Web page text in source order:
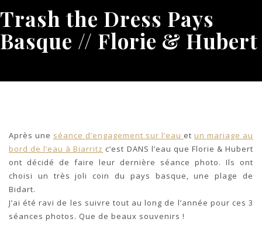
Trash the Dress Pays
Basque // Florie & Hubert
Après une séance d’engagement sur l’eau et un mariage au
bord de l’eau à Biarritz c’est DANS l’eau que Florie & Hubert
ont décidé de faire leur dernière séance photo. Ils ont
choisi un très joli coin du pays basque, une plage de
Bidart.
J’ai été ravi de les suivre tout au long de l’année pour ces 3
séances photos. Que de beaux souvenirs !